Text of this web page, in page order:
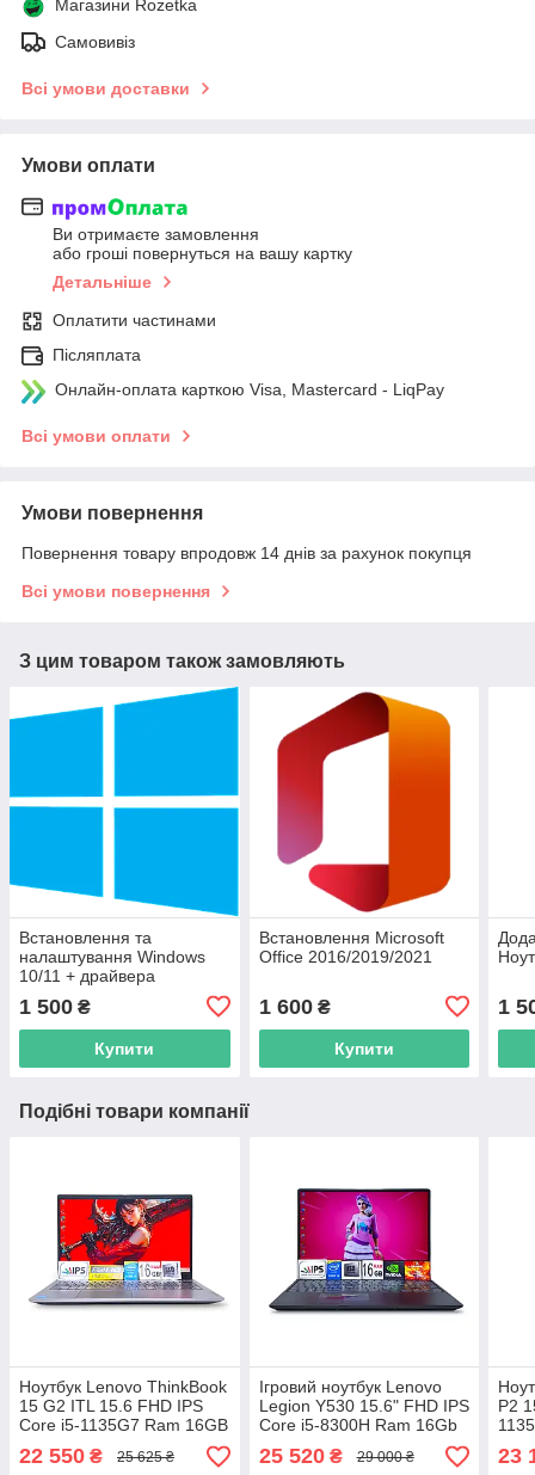
Магазини Rozetka
Самовивіз
Всі умови доставки
Умови оплати
Ви отримаєте замовлення
або гроші повернуться на вашу картку
Детальніше
Оплатити частинами
Післяплата
Онлайн-оплата карткою Visa, Mastercard - LiqPay
Всі умови оплати
Умови повернення
Повернення товару впродовж 14 днів за рахунок покупця
Всі умови повернення
З цим товаром також замовляють
Встановлення та
налаштування Windows
10/11 + драйвера
1 500 ₴
Купити
Встановлення Microsoft
Office 2016/2019/2021
1 600₴
Купити
1
Подібні товари компанії
Ноутбук Lenovo ThinkBook
15 G2 ITL 15.6 FHD IPS
Core i5-1135G7 Ram 16GB
SSD 256GB Intel Iris Xe
Graphics
22 550 ₴ 25 625 ₴
Ігровий ноутбук Lenovo
Legion Y530 15.6" FHD IPS
Core i5-8300H Ram 16Gb
SSD256GB+1TB HDD
Nvidia GTX1050 4GB
25 520₴ 29 000 ₴
P2
23